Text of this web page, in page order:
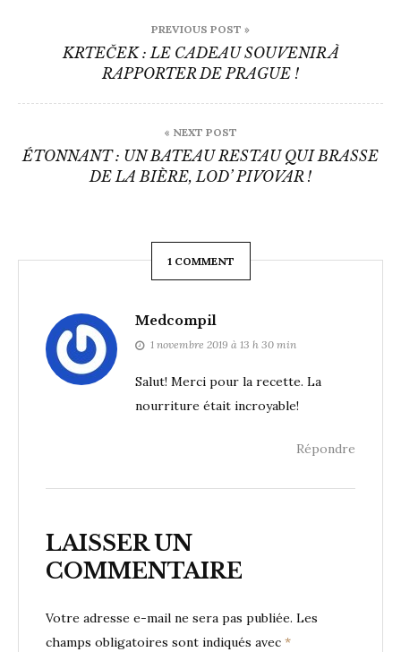
l’article
PREVIOUS POST »
KRTEČEK : LE CADEAU SOUVENIR À
RAPPORTER DE PRAGUE !
« NEXT POST
ÉTONNANT : UN BATEAU RESTAU QUI BRASSE
DE LA BIÈRE, LOD’ PIVOVAR !
1 COMMENT
Medcompil
1 novembre 2019 à 13 h 30 min
Salut! Merci pour la recette. La
nourriture était incroyable!
Répondre
LAISSER UN
COMMENTAIRE
Votre adresse e-mail ne sera pas publiée. Les
champs obligatoires sont indiqués avec *